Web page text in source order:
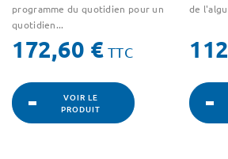
programme du quotidien pour un
quotidien...
172,60 € TTC
VOIR LE
PRODUIT
de